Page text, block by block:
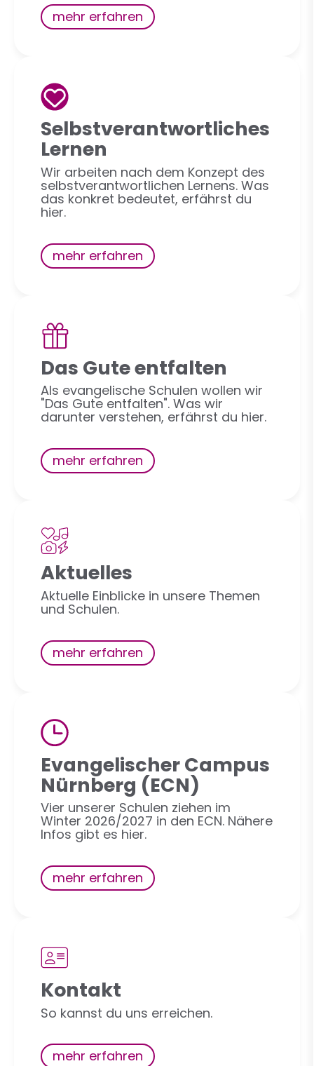
mehr erfahren
Selbstverantwortliches
Lernen
Wir arbeiten nach dem Konzept des
selbstverantwortlichen Lernens. Was
das konkret bedeutet, erfährst du
hier.
mehr erfahren
Das Gute entfalten
Als evangelische Schulen wollen wir
"Das Gute entfalten". Was wir
darunter verstehen, erfährst du hier.
mehr erfahren
Aktuelles
Aktuelle Einblicke in unsere Themen
und Schulen.
mehr erfahren
Evangelischer Campus
Nürnberg (ECN)
Vier unserer Schulen ziehen im
Winter 2026/2027 in den ECN. Nähere
Infos gibt es hier.
mehr erfahren
Kontakt
So kannst du uns erreichen.
mehr erfahren